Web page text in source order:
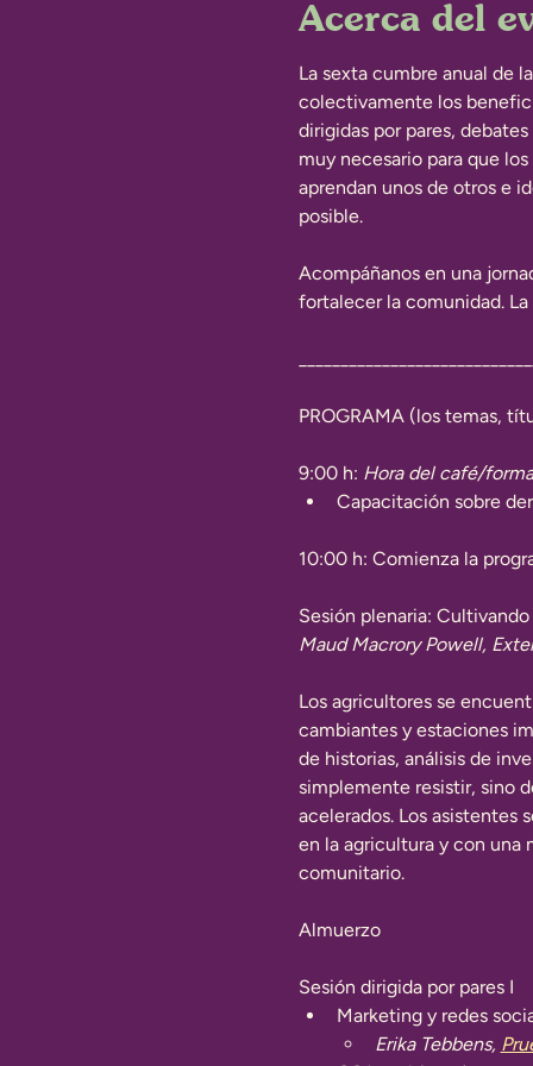
Acerca del
La sexta cumbre anual de
colectivamente los
dirigidas por pares,
muy necesario para que
aprendan unos de otros e
posible.
Acompáñanos en una
fortalecer la comunidad.
PROGRAMA (los temas,
9:00 h: Hora del café/
Capacitación sobre
10:00 h: Comienza la
Sesión plenaria:
Maud Macrory Powell,
Los agricultores se
cambiantes y estaciones
de historias, análisis de
simplemente resistir, sino
acelerados. Los asistentes
en la agricultura y con una
comunitario.
Almuerzo
Sesión dirigida por pares I
Marketing y redes
Erika Tebbens,